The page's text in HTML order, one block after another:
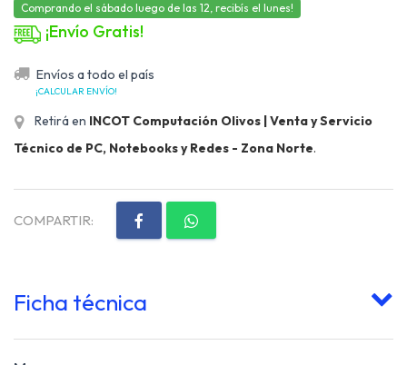
Comprando el sábado luego de las 12, recibís el lunes!
¡Envío Gratis!
Envíos a todo el país
¡CALCULAR ENVÍO!
Retirá en INCOT Computación Olivos | Venta y Servicio
Técnico de PC, Notebooks y Redes - Zona Norte.
COMPARTIR:
Ficha técnica